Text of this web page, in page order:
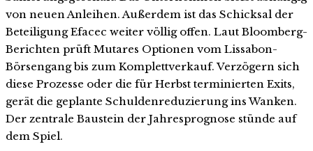
von neuen Anleihen. Außerdem ist das Schicksal der
Beteiligung Efacec weiter völlig offen. Laut Bloomberg-
Berichten prüft Mutares Optionen vom Lissabon-
Börsengang bis zum Komplettverkauf. Verzögern sich
diese Prozesse oder die für Herbst terminierten Exits,
gerät die geplante Schuldenreduzierung ins Wanken.
Der zentrale Baustein der Jahresprognose stünde auf
dem Spiel.